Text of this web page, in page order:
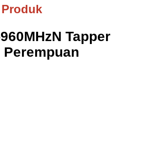
960MHzN Tapper
Perempuan